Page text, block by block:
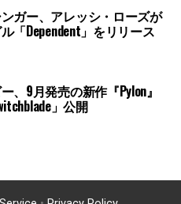
ガー、アレッシ・ローズが
「Dependent」をリリース
、9月発売の新作『Pylon』
」公開